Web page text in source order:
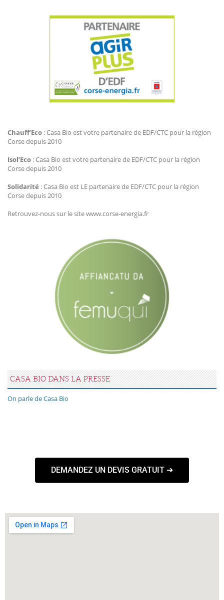
Chauff’Eco : Casa Bio est votre partenaire de EDF/CTC pour la région
Corse depuis 2010
Isol’Eco : Casa Bio est votre partenaire de EDF/CTC pour la région
Corse depuis 2010
Solidarité : Casa Bio est LE partenaire de EDF/CTC pour la région
Corse depuis 2010
Retrouvez-nous sur le site www.corse-energia.fr
CASA BIO DANS LA PRESSE
On parle de Casa Bio
DEMANDEZ UN DEVIS GRATUIT ➔